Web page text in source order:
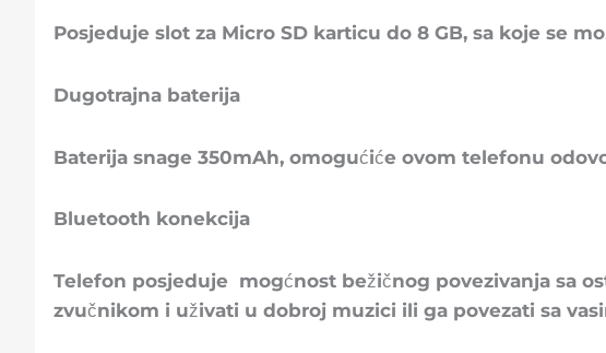
Posjeduje slot za Micro SD karticu do 8 GB, sa koje se
Dugotrajna baterija
Baterija snage 350mAh, omogućiće ovom telefonu
Bluetooth konekcija
Telefon posjeduje mogćnost bežičnog povezivanja sa
zvučnikom i uživati u dobroj muzici ili ga povezati sa